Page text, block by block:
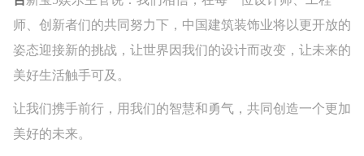
师、创新者们的共同努力下，中国建筑装饰业将以更开放的
姿态迎接新的挑战，让世界因我们的设计而改变，让未来的
美好生活触手可及。
让我们携手前行，用我们的智慧和勇气，共同创造一个更加
美好的未来。